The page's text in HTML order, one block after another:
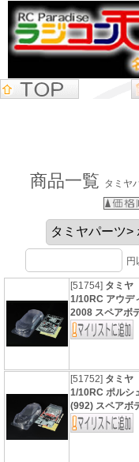
商品一覧 タミヤ
円
[51754] タミヤ
1/10RC アウデ
2008 スペアボ
[51752] タミヤ
1/10RC ポルシ
(992) スペアボ